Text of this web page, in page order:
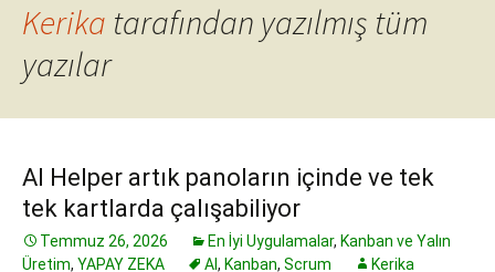
Kerika tarafından yazılmış tüm
yazılar
AI Helper artık panoların içinde ve tek
tek kartlarda çalışabiliyor
Temmuz 26, 2026 En İyi Uygulamalar, Kanban ve Yalın
Üretim, YAPAY ZEKA AI, Kanban, Scrum Kerika